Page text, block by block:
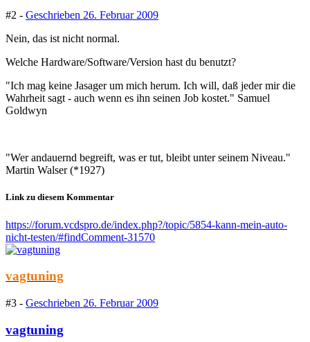
#2 - Geschrieben 26. Februar 2009
Nein, das ist nicht normal.
Welche Hardware/Software/Version hast du benutzt?
"Ich mag keine Jasager um mich herum. Ich will, daß jeder mir die
Wahrheit sagt - auch wenn es ihn seinen Job kostet." Samuel
Goldwyn
"Wer andauernd begreift, was er tut, bleibt unter seinem Niveau."
Martin Walser (*1927)
Link zu diesem Kommentar
https://forum.vcdspro.de/index.php?/topic/5854-kann-mein-auto-
nicht-testen/#findComment-31570
vagtuning
#3 - Geschrieben 26. Februar 2009
vagtuning